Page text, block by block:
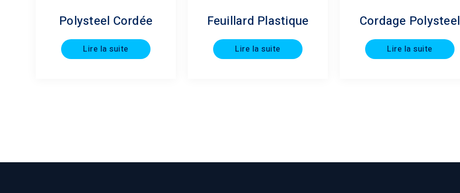
Polysteel Cordée
Lire la suite
Feuillard Plastique
Lire la suite
Cordage Polysteel
Lire la suite